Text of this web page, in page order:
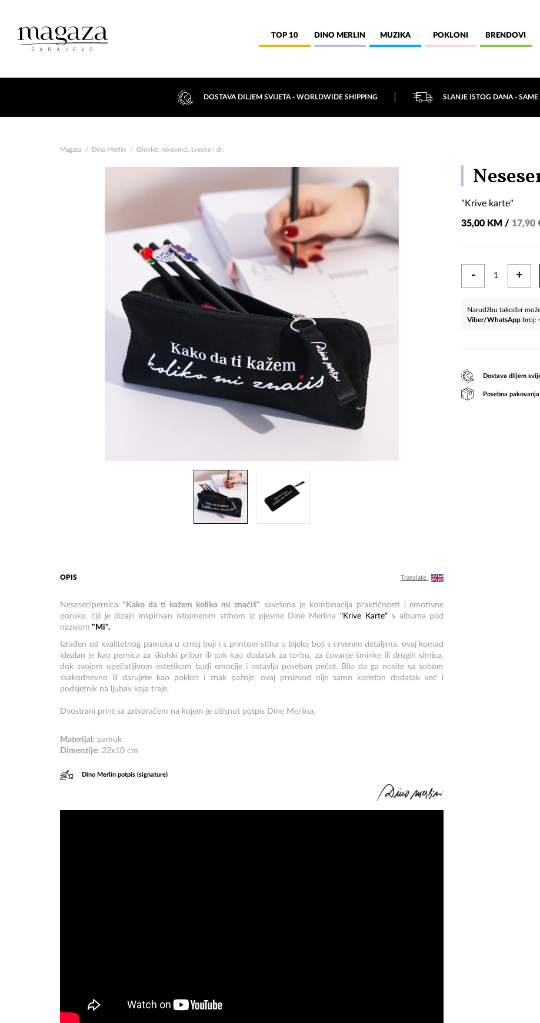
TOP 10 DINO MERLIN MUZIKA POKLONI BRENDOVI
DOSTAVA DILJEM SVIJETA - WORLDWIDE SHIPPING SLANJE ISTOG DANA -
Magaza Dino Merlin Olovke, rokovnici, sveske i dr.
OPIS Translate
Neseser/pernica "Kako da ti kažem koliko mi značiš" savršena je kombinacija praktičnosti i emotivne
poruke, čiji je dizajn inspirisan istoimenim stihom iz pjesme Dine Merlina"Krive Karte" s albuma pod
nazivom "Mi".
Izrađen od kvalitetnog pamuka u crnoj boji i s printom stiha u bijeloj boji s crvenim detaljima, ovaj komad
idealan je kao pernica za školski pribor ili pak kao dodatak za torbu, za čuvanje šminke ili drugih sitnica,
dok svojom upečatljivom estetikom budi emocije i ostavlja poseban pečat. Bilo da ga nosite sa sobom
svakodnevno ili darujete kao poklon i znak pažnje, ovaj proizvod nije samo koristan dodatak već i
podsjetnik na ljubav koja traje.
Dvostrani print sa zatvaračem na kojem je otisnut potpis Dine Merlina.
Materijal: pamuk
Dimenzije: 22x10 cm
Dino Merlin potpis (signature)
"Krive karte"
35,00 KM / 17,90
- +
Narudžbu također
Viber/WhatsApp broj:
Dostava diljem
Posebna pakovanja